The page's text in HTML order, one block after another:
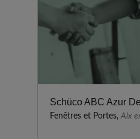
Schüco ABC Azur
Fenêtres et Portes, Aix